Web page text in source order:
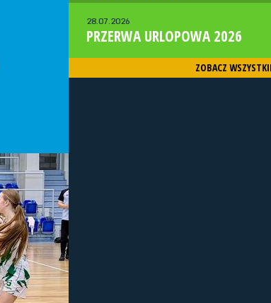
28.07.2026
PRZERWA URLOPOWA 2026
ZOBACZ